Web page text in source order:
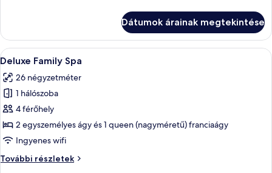
részletei
Dátumok árainak megtekintése
A
következő
szoba
összes
képének
megtekintése:
Deluxe
Spa
Egy modern szállodai szoba, két
14
Deluxe Family Spa
26 négyzetméter
1 hálószoba
4 férőhely
2 egyszemélyes ágy és 1 queen (nagyméretű) franciaágy
Ingyenes wifi
További részletek
Deluxe